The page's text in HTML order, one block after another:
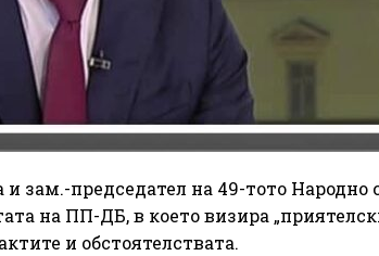
и зам.-председател на 49-тото
на ПП-ДБ, в което визира
и обстоятелствата.